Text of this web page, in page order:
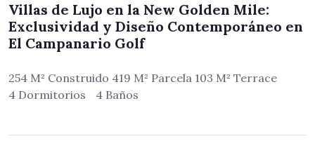
Villas de Lujo en la New Golden Mile:
Exclusividad y Diseño Contemporáneo en
El Campanario Golf
254 M² Construido 419 M² Parcela 103 M² Terrace
4 Dormitorios
4 Baños